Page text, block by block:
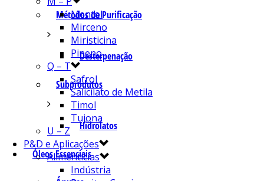
Métodos de Purificação
Desterpenação
Subprodutos
Hidrolatos
Óleos Essenciais
Mentol
Mirceno
Miristicina
Pineno
Q – T
Safrol
Salicilato de Metila
Timol
Tujona
U – Z
P&D e Aplicações
Alimentícias
Indústria